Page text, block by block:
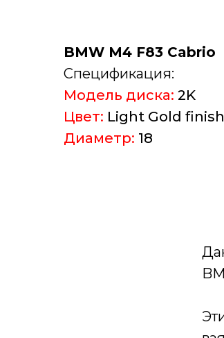
Спецификация:
Модель диска: 2K
Цвет: Light Gold finish
Диаметр: 18
BMW M4 F83 Cabrio